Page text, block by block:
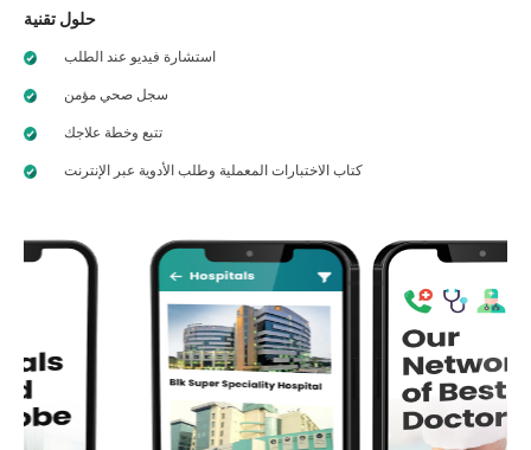
حلول تقنية
استشارة فيديو عند الطلب
سجل صحي مؤمن
تتبع وخطة علاجك
كتاب الاختبارات المعملية وطلب الأدوية عبر الإنترنت